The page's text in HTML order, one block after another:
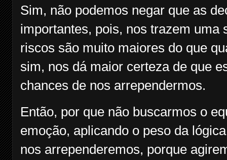
Sim, não podemos negar que as
importantes, pois, nos trazem uma
riscos são muito maiores do que
sim, nos dá maior certeza de que
chances de nos arrependermos.
Então, por que não buscarmos o
emoção, aplicando o peso da
nos arrependeremos, porque